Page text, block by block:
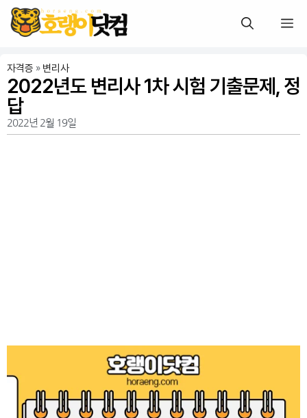
자격증 » 변리사
2022년도 변리사 1차 시험 기출문제, 정
답
2022년 2월 19일